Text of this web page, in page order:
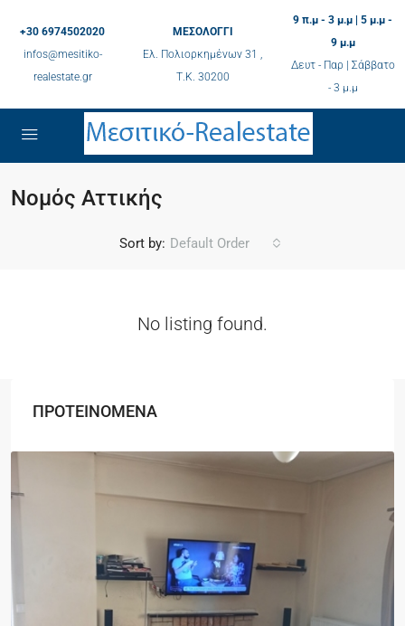
+30 6974502020
infos@mesitiko-
realestate.gr
ΜΕΣΟΛΟΓΓΙ
Ελ. Πολιορκημένων 31 ,
Τ.K. 30200
9 π.μ - 3 μ.μ | 5 μ.μ -
9 μ.μ
Δευτ - Παρ | Σάββατο
- 3 μ.μ
Νομός Αττικής
Sort by: Default Order
No listing found.
ΠΡΟΤΕΙΝΟΜΕΝΑ